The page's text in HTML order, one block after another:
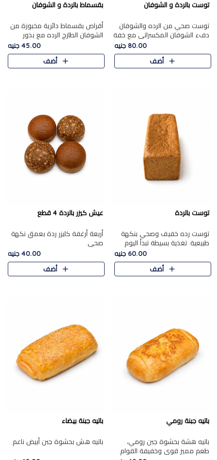
توست بالردة و الشوفان
توست صحي من الرده والشوفان.
دفء الشوفان المكسراتي مع خفة
80.00 جنيه
أضف
بقسماط بالردة و الشوفان
أقراص بقسماط دائرية مخبوزة من
الشوفان الطازج الرده مع بذور
مختارة. قرمشة الحبوب والبذور،
بداية صحية لكل صباح.
45.00 جنيه
أضف
توست بالردة
توست رده خفيف وصحي بنكهة
طبيعية. تغذية بسيطة تبدأ اليوم
60.00 جنيه
أضف
عيش كيزر بالردة 4 قطع
أربعة أرغفة كايزر ردة بعمق نكهة
صحي.
40.00 جنيه
أضف
باتيه جبنة رومي
باتيه هشة بحشوة جبن رومي،
طعم مميز قوي وخفيفة القوام.
باتيه جبنة بيضاء
باتيه هش بحشوة جبن أبيض ناعم.